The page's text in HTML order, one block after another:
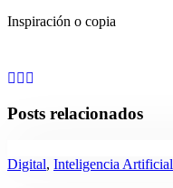
Inspiración o copia
Posts relacionados
Digital, Inteligencia Artificial